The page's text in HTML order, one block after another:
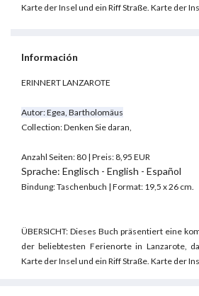
Karte der Insel und ein Riff Straße. Karte der
Información
ERINNERT LANZAROTE
Autor: Egea, Bartholomäus
Collection: Denken Sie daran,
Anzahl Seiten: 80 | Preis: 8,95 EUR
Sprache: Englisch - English - Español
Bindung: Taschenbuch | Format: 19,5 x 26 cm.
ÜBERSICHT: Dieses Buch präsentiert eine
der beliebtesten Ferienorte in Lanzarote,
Karte der Insel und ein Riff Straße. Karte der